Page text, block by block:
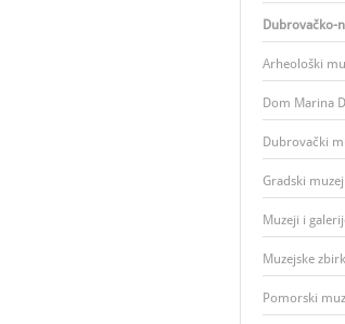
Dubrovačko-
Arheološki
Dom Marina
Dubrovački
Gradski
Muzeji i
Muzejske
Pomorski